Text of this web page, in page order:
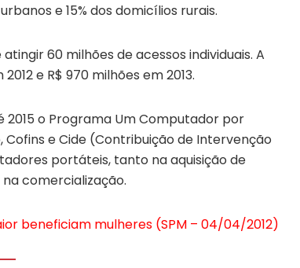
e 15% dos domicílios rurais.
60 milhões de acessos individuais. A
e R$ 970 milhões em 2013.
o Programa Um Computador por
Cofins e Cide (Contribuição de Intervenção
portáteis, tanto na aquisição de
comercialização.
beneficiam mulheres (SPM – 04/04/2012)